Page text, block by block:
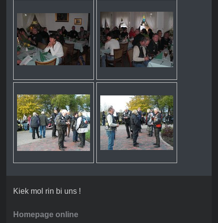
Kiek mol rin bi uns !
Homepage online